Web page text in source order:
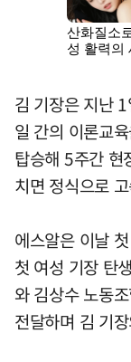
김 기장은 지난
일 간의 이론교
탑승해 5주간 현
치면 정식으로
에스알은 이날
첫 여성 기장 탄
와 김상수 노동
전달하며 김 기